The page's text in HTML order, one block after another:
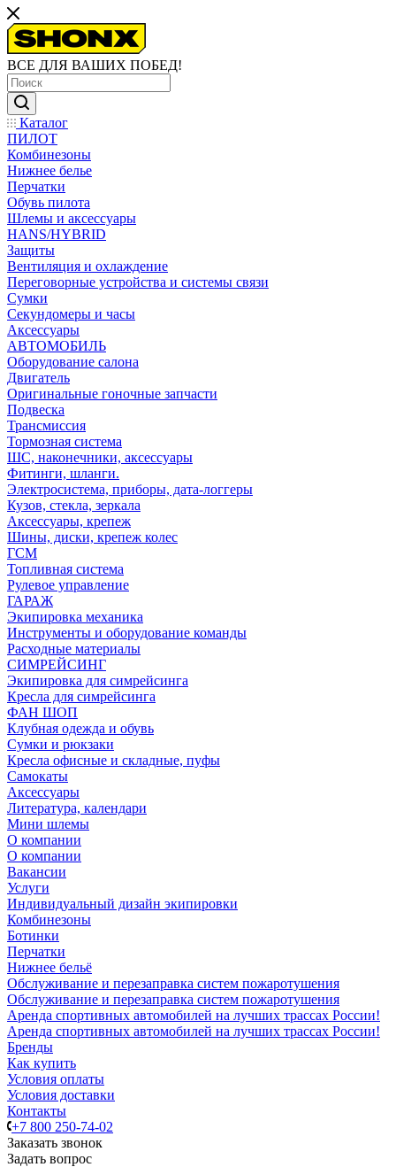
ВСЕ ДЛЯ ВАШИХ ПОБЕД!
Каталог
ПИЛОТ
Комбинезоны
Нижнее белье
Перчатки
Обувь пилота
Шлемы и аксессуары
HANS/HYBRID
Защиты
Вентиляция и охлаждение
Переговорные устройства и системы связи
Сумки
Секундомеры и часы
Аксессуары
АВТОМОБИЛЬ
Оборудование салона
Двигатель
Оригинальные гоночные запчасти
Подвеска
Трансмиссия
Тормозная система
ШС, наконечники, аксессуары
Фитинги, шланги.
Электросистема, приборы, дата-логгеры
Кузов, стекла, зеркала
Аксессуары, крепеж
Шины, диски, крепеж колес
ГСМ
Топливная система
Рулевое управление
ГАРАЖ
Экипировка механика
Инструменты и оборудование команды
Расходные материалы
СИМРЕЙСИНГ
Экипировка для симрейсинга
Кресла для симрейсинга
ФАН ШОП
Клубная одежда и обувь
Сумки и рюкзаки
Кресла офисные и складные, пуфы
Самокаты
Аксессуары
Литература, календари
Мини шлемы
О компании
О компании
Вакансии
Услуги
Индивидуальный дизайн экипировки
Комбинезоны
Ботинки
Перчатки
Нижнее бельё
Обслуживание и перезаправка систем пожаротушения
Обслуживание и перезаправка систем пожаротушения
Аренда спортивных автомобилей на лучших трассах России!
Аренда спортивных автомобилей на лучших трассах России!
Бренды
Как купить
Условия оплаты
Условия доставки
Контакты
+7 800 250-74-02
Заказать звонок
Задать вопрос